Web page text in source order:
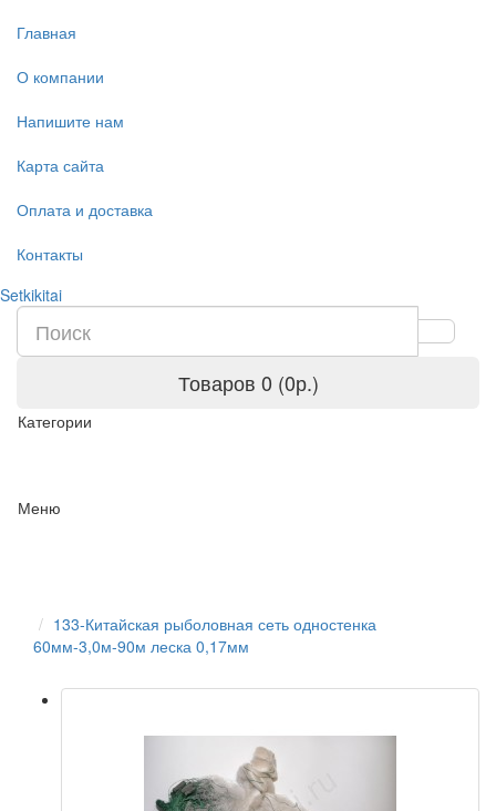
Главная
О компании
Напишите нам
Карта сайта
Оплата и доставка
Контакты
Setkikitai
Товаров 0 (0р.)
Категории
Меню
133-Китайская рыболовная сеть одностенка
60мм-3,0м-90м леска 0,17мм